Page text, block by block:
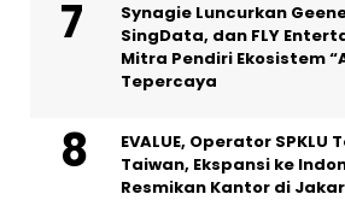
Synagie Luncurkan
SingData, dan FLY
Mitra Pendiri Ekosistem
Tepercaya
EVALUE, Operator SPKLU
Taiwan, Ekspansi ke
Resmikan Kantor di